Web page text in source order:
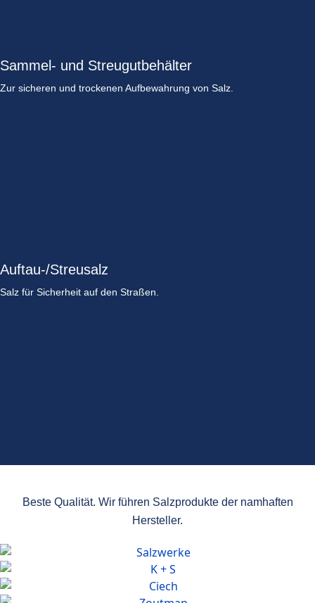
Sammel- und Streugutbehälter
Zur sicheren und trockenen Aufbewahrung von Salz.
Auftau-/Streusalz
Salz für Sicherheit auf den Straßen.
Beste Qualität. Wir führen Salzprodukte der namhaften
Hersteller.